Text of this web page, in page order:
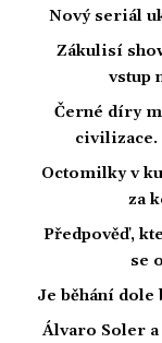
Nový seriál
Zákulisí
vstup
Černé díry
civilizace.
Octomilky v
za
Předpověď,
se
Je běhání dole
Álvaro Soler